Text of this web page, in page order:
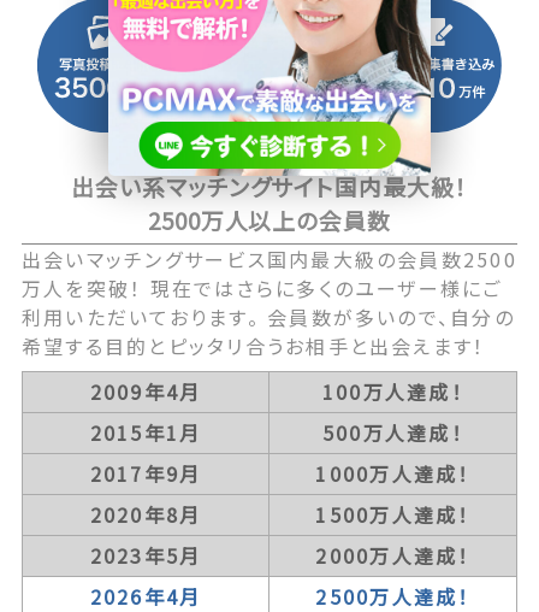
出会い系マッチングサイト国内最大級！
2500万人以上の会員数
出会いマッチングサービス国内最大級の会員数2500
万人を突破！ 現在ではさらに多くのユーザー様にご
利用いただいております。 会員数が多いので、自分の
希望する目的とピッタリ合うお相手と出会えます！
2009年4月
100万人達成！
2015年1月
500万人達成！
2017年9月
1000万人達成！
2020年8月
1500万人達成！
2023年5月
2000万人達成！
2026年4月
2500万人達成！